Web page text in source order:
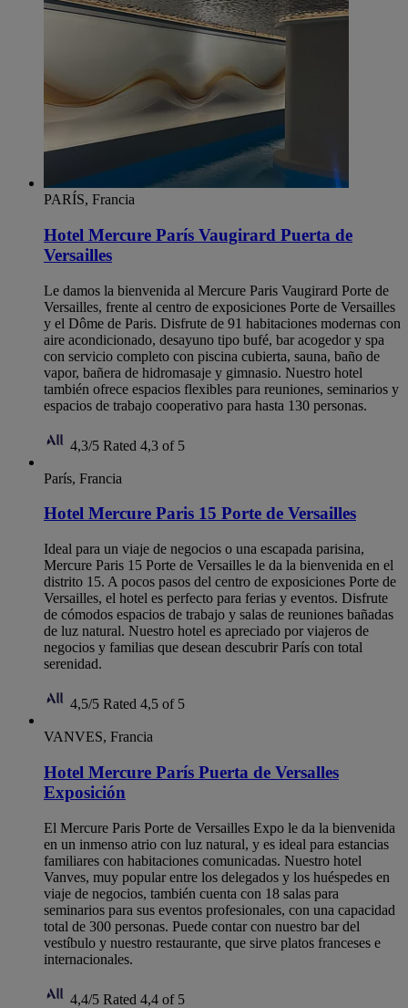
PARÍS, Francia
Hotel Mercure París Vaugirard Puerta de
Versailles
Le damos la bienvenida al Mercure Paris Vaugirard Porte de
Versailles, frente al centro de exposiciones Porte de Versailles
y el Dôme de Paris. Disfrute de 91 habitaciones modernas con
aire acondicionado, desayuno tipo bufé, bar acogedor y spa
con servicio completo con piscina cubierta, sauna, baño de
vapor, bañera de hidromasaje y gimnasio. Nuestro hotel
también ofrece espacios flexibles para reuniones, seminarios y
espacios de trabajo cooperativo para hasta 130 personas.
4,3/5 Rated 4,3 of 5
París, Francia
Hotel Mercure Paris 15 Porte de Versailles
Ideal para un viaje de negocios o una escapada parisina,
Mercure Paris 15 Porte de Versailles le da la bienvenida en el
distrito 15. A pocos pasos del centro de exposiciones Porte de
Versailles, el hotel es perfecto para ferias y eventos. Disfrute
de cómodos espacios de trabajo y salas de reuniones bañadas
de luz natural. Nuestro hotel es apreciado por viajeros de
negocios y familias que desean descubrir París con total
serenidad.
4,5/5 Rated 4,5 of 5
VANVES, Francia
Hotel Mercure París Puerta de Versalles
Exposición
El Mercure Paris Porte de Versailles Expo le da la bienvenida
en un inmenso atrio con luz natural, y es ideal para estancias
familiares con habitaciones comunicadas. Nuestro hotel
Vanves, muy popular entre los delegados y los huéspedes en
viaje de negocios, también cuenta con 18 salas para
seminarios para sus eventos profesionales, con una capacidad
total de 300 personas. Puede contar con nuestro bar del
vestíbulo y nuestro restaurante, que sirve platos franceses e
internacionales.
4,4/5 Rated 4,4 of 5